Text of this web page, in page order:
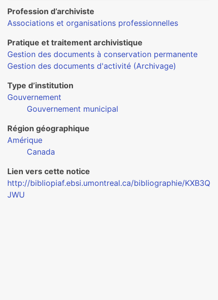
Profession d’archiviste
Associations et organisations professionnelles
Pratique et traitement archivistique
Gestion des documents à conservation permanente
Gestion des documents d'activité (Archivage)
Type d’institution
Gouvernement
Gouvernement municipal
Région géographique
Amérique
Canada
Lien vers cette notice
http://bibliopiaf.ebsi.umontreal.ca/bibliographie/KXB3Q
JWU